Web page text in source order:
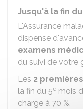
Jusqu'à la fin
L'Assurance
dispense
examens
du suivi de votre
Les 2
la fin du 5e mois
charge à 70 %.